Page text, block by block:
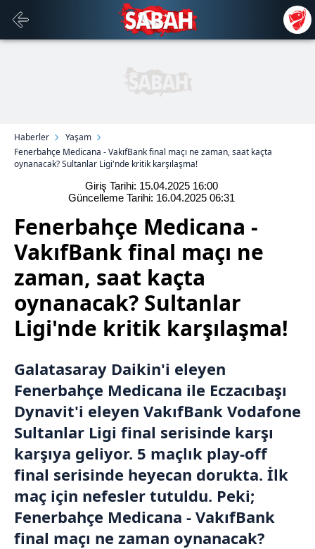
Haberler
Yaşam
Fenerbahçe Medicana - VakıfBank final maçı ne zaman, saat kaçta
oynanacak? Sultanlar Ligi'nde kritik karşılaşma!
Giriş Tarihi: 15.04.2025 16:00
Güncelleme Tarihi: 16.04.2025 06:31
Fenerbahçe Medicana -
VakıfBank final maçı ne
zaman, saat kaçta
oynanacak? Sultanlar
Ligi'nde kritik karşılaşma!
Galatasaray Daikin'i eleyen
Fenerbahçe Medicana ile Eczacıbaşı
Dynavit'i eleyen VakıfBank Vodafone
Sultanlar Ligi final serisinde karşı
karşıya geliyor. 5 maçlık play-off
final serisinde heyecan dorukta. İlk
maç için nefesler tutuldu. Peki;
Fenerbahçe Medicana - VakıfBank
final maçı ne zaman oynanacak?